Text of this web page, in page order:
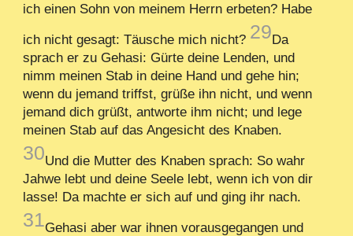
ich einen Sohn von meinem Herrn erbeten? Habe
ich nicht gesagt: Täusche mich nicht? 29Da
sprach er zu Gehasi: Gürte deine Lenden, und
nimm meinen Stab in deine Hand und gehe hin;
wenn du jemand triffst, grüße ihn nicht, und wenn
jemand dich grüßt, antworte ihm nicht; und lege
meinen Stab auf das Angesicht des Knaben.
30Und die Mutter des Knaben sprach: So wahr
Jahwe lebt und deine Seele lebt, wenn ich von dir
lasse! Da machte er sich auf und ging ihr nach.
31Gehasi aber war ihnen vorausgegangen und